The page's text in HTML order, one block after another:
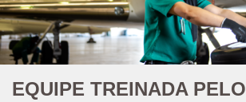
EQUIPE TREINADA PELO